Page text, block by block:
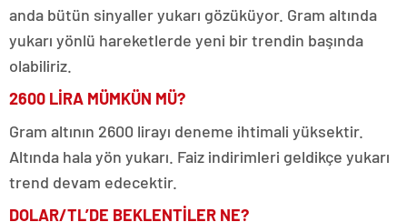
anda bütün sinyaller yukarı gözüküyor. Gram altında
yukarı yönlü hareketlerde yeni bir trendin başında
olabiliriz.
2600 LİRA MÜMKÜN MÜ?
Gram altının 2600 lirayı deneme ihtimali yüksektir.
Altında hala yön yukarı. Faiz indirimleri geldikçe yukarı
trend devam edecektir.
DOLAR/TL’DE BEKLENTİLER NE?